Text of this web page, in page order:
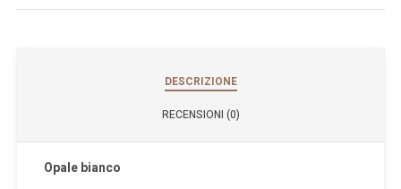
DESCRIZIONE
RECENSIONI (0)
Opale bianco